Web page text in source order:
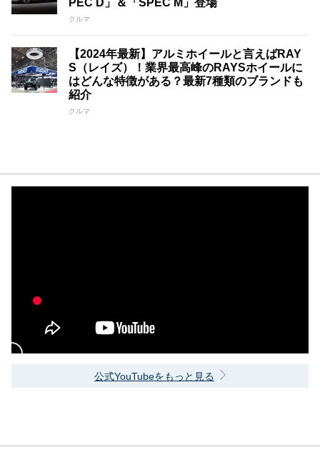
PEC D」＆「SPEC M」登場
クルマ
【2024年最新】アルミホイールと言えばRAY
S（レイズ）！業界最高峰のRAYSホイールに
はどんな特徴がある？最新7種類のブランドも
紹介
クルマ
公式YouTubeをもっと見る